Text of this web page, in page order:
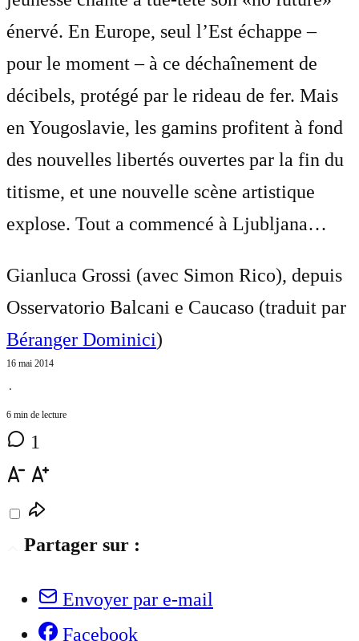
énervé. En Europe, seul l’Est échappe –
pour le moment – à ce déchaînement de
décibels, protégé par le rideau de fer. Mais
en Yougoslavie, les gamins profitent à fond
des nouvelles libertés ouvertes par la fin du
titisme, et une nouvelle scène artistique
explose. Tout a commencé à Ljubljana…
Gianluca Grossi (avec Simon Rico), depuis
Osservatorio Balcani e Caucaso (traduit par
Béranger Dominici)
16 mai 2014
⋅
6 min de lecture
1
Partager sur :
Envoyer par e-mail
Facebook